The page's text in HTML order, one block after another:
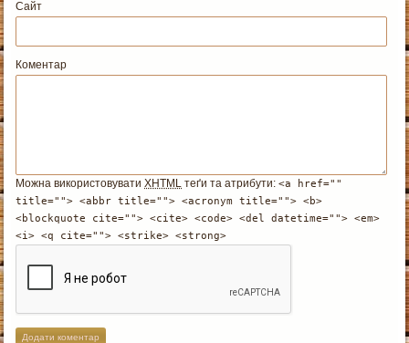
Сайт
Коментар
Можна використовуватиXHTML теґи та атрибути:<a href=""
title=""> <abbr title=""> <acronym title=""> <b>
<blockquote cite=""> <cite> <code> <del datetime=""> <em>
<i> <q cite=""> <strike> <strong>